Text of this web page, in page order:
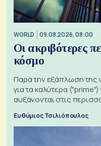
WORLD 09.08.2026, 08:00
Οι ακριβότερες
κόσμο
Παρά την εξάπλωση της
για τα καλύτερα
αυξάνονται στις
Ευθύμιος Τσιλιόπουλος